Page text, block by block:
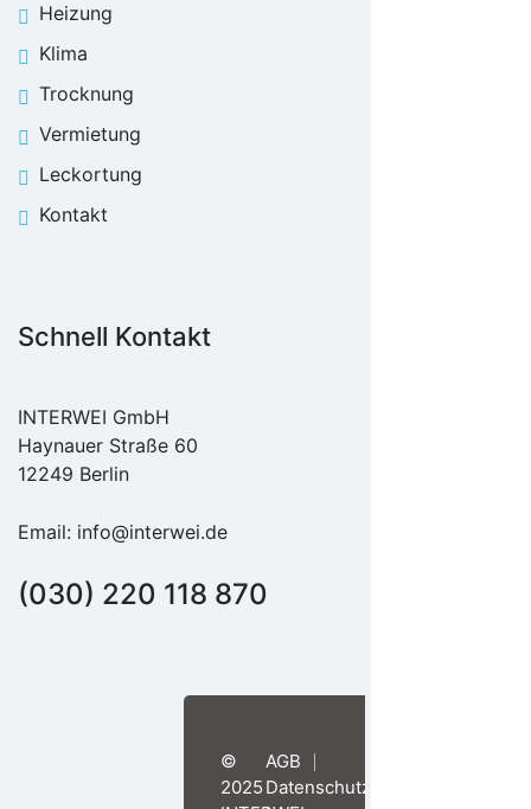
Heizung
Klima
Trocknung
Vermietung
Leckortung
Kontakt
Schnell Kontakt
INTERWEI GmbH
Haynauer Straße 60
12249 Berlin
Email: info@interwei.de
(030) 220 118 870
AGB
Datenschutzerklärung
©
2025